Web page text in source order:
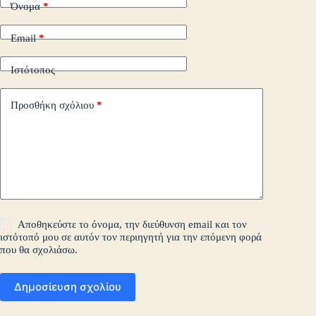
Όνομα*
Email*
Ιστότοπος
Προσθήκη σχόλιου *
Αποθηκεύστε το όνομα, την διεύθυνση email και τον
ιστότοπό μου σε αυτόν τον περιηγητή για την επόμενη φορά
που θα σχολιάσω.
Δημοσίευση σχολίου